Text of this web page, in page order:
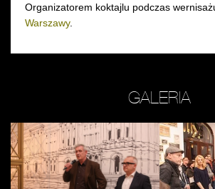
Organizatorem koktajlu podczas
Warszawy.
GALERIA
Zobacz
zdjęcie:
na
zdj.
Zobacz
zdjęcie:
fot.
Jarosław